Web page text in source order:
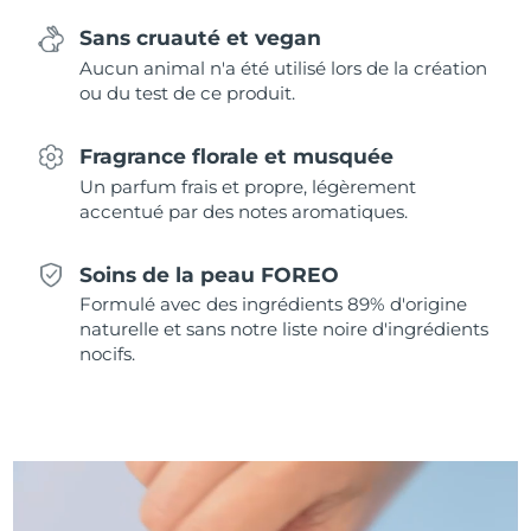
Sans cruauté et vegan
Aucun animal n'a été utilisé lors de la création
ou du test de ce produit.
Fragrance florale et musquée
Un parfum frais et propre, légèrement
accentué par des notes aromatiques.
Soins de la peau FOREO
Formulé avec des ingrédients 89% d'origine
naturelle et sans notre liste noire d'ingrédients
nocifs.
Singapour
Slovaquie Livraison estimée8/10/26
Afrique du Sud Livraison estimée
Espagne Livraison estimée8/10/26
Suède
Taïwan Livraison estimée8/15/26
Livraison estimée